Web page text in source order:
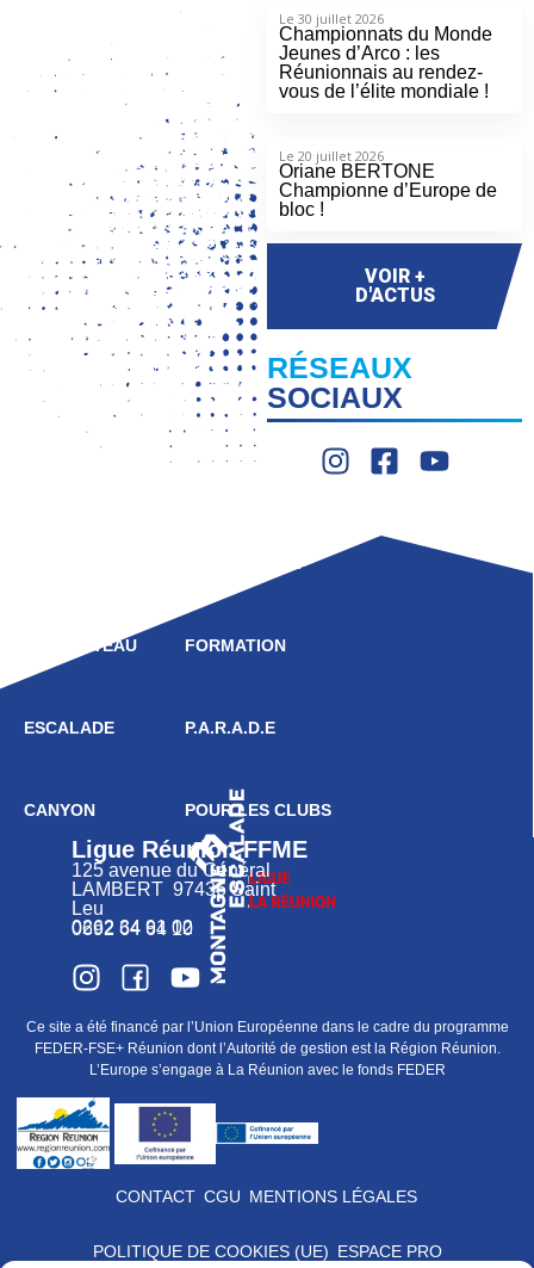
Le 30 juillet 2026
Championnats du Monde
Jeunes d’Arco : les
Réunionnais au rendez-
vous de l’élite mondiale !
Le 20 juillet 2026
Oriane BERTONE
Championne d’Europe de
bloc !
VOIR +
D'ACTUS
RÉSEAUX
SOCIAUX
HAUT NIVEAU
ESCALADE
CANYON
FORMATION
P.A.R.A.D.E
POUR LES CLUBS
Ligue Réunion FFME
125 avenue du Général
LAMBERT 97436 Saint
Leu
0262 34 91 02
0692 64 64 10
Ce site a été financé par l’Union Européenne dans le cadre du programme
FEDER-FSE+ Réunion dont l’Autorité de gestion est la Région Réunion.
L’Europe s’engage à La Réunion avec le fonds FEDER
CONTACT CGU MENTIONS LÉGALES
POLITIQUE DE COOKIES (UE) ESPACE PRO